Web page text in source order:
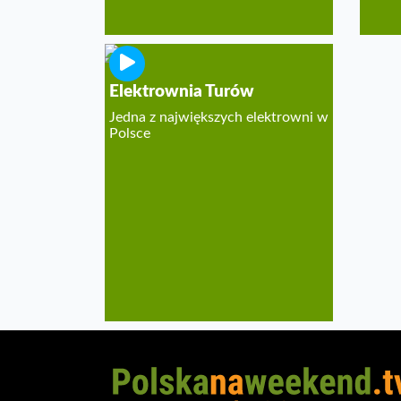
Elektrownia Turów
Jedna z największych elektrowni w
Polsce